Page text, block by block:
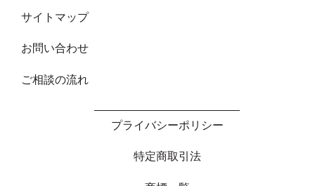
サイトマップ
お問い合わせ
ご相談の流れ
プライバシーポリシー
特定商取引法